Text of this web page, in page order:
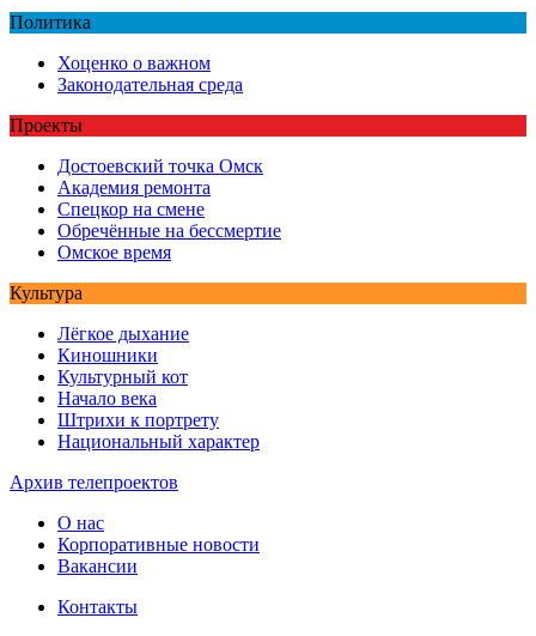
Политика
Хоценко о важном
Законодательная среда
Проекты
Достоевский точка Омск
Академия ремонта
Спецкор на смене
Обречённые на бессмертие
Омское время
Культура
Лёгкое дыхание
Киношники
Культурный кот
Начало века
Штрихи к портрету
Национальный характер
Архив телепроектов
О нас
Корпоративные новости
Вакансии
Контакты